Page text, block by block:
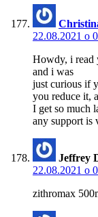
22.08.2021 о
Howdy, i read
and i was
just curious if
you reduce it,
I get so much
any support is
Jeffrey
22.08.2021 о
zithromax